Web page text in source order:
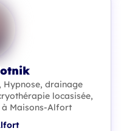
drainage
locasisée,
Maisons-Alfort